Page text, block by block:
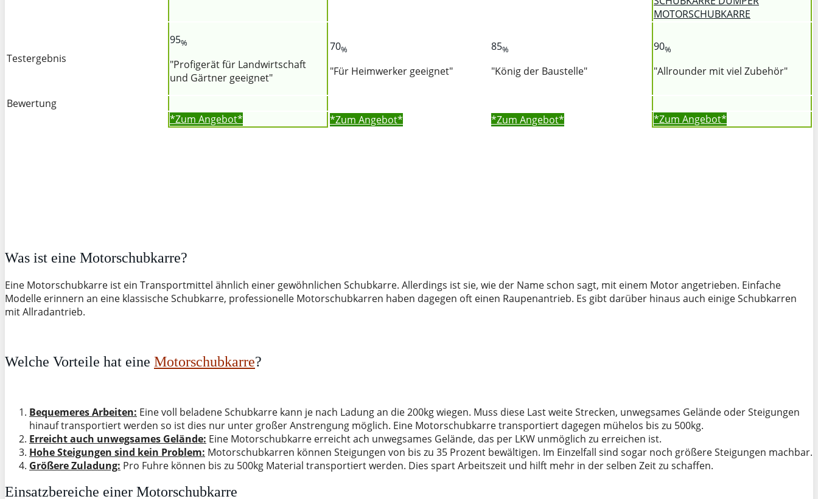
MOTORSCHUBKARRE
Testergebnis
95%
"Profigerät für Landwirtschaft
und Gärtner geeignet"
70%
"Für Heimwerker geeignet"
85%
"König der Baustelle"
90%
"Allrounder mit viel Zubehör"
Bewertung
*Zum Angebot* *Zum Angebot* *Zum Angebot* *Zum Angebot*
Was ist eine Motorschubkarre?
Eine Motorschubkarre ist ein Transportmittel ähnlich einer gewöhnlichen Schubkarre. Allerdings ist sie, wie der Name schon sagt, mit einem Motor angetrieben. Einfache
Modelle erinnern an eine klassische Schubkarre, professionelle Motorschubkarren haben dagegen oft einen Raupenantrieb. Es gibt darüber hinaus auch einige Schubkarren
mit Allradantrieb.
Welche Vorteile hat eine Motorschubkarre?
Bequemeres Arbeiten: Eine voll beladene Schubkarre kann je nach Ladung an die 200kg wiegen. Muss diese Last weite Strecken, unwegsames Gelände oder Steigungen
hinauf transportiert werden so ist dies nur unter großer Anstrengung möglich. Eine Motorschubkarre transportiert dagegen mühelos bis zu 500kg.
Erreicht auch unwegsames Gelände: Eine Motorschubkarre erreicht ach unwegsames Gelände, das per LKW unmöglich zu erreichen ist.
Hohe Steigungen sind kein Problem: Motorschubkarren können Steigungen von bis zu 35 Prozent bewältigen. Im Einzelfall sind sogar noch größere Steigungen machbar.
Größere Zuladung: Pro Fuhre können bis zu 500kg Material transportiert werden. Dies spart Arbeitszeit und hilft mehr in der selben Zeit zu schaffen.
Einsatzbereiche einer Motorschubkarre